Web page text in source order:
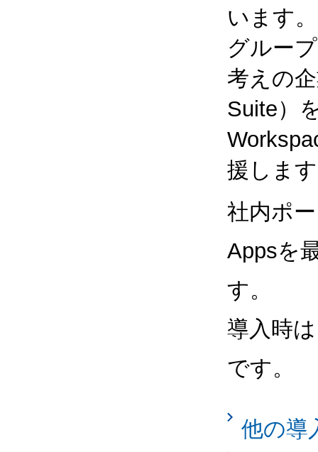
います。
グルー
考えの
Suite）
援しま
社内ポ
Appsを
す。
導入時
です。
他の導